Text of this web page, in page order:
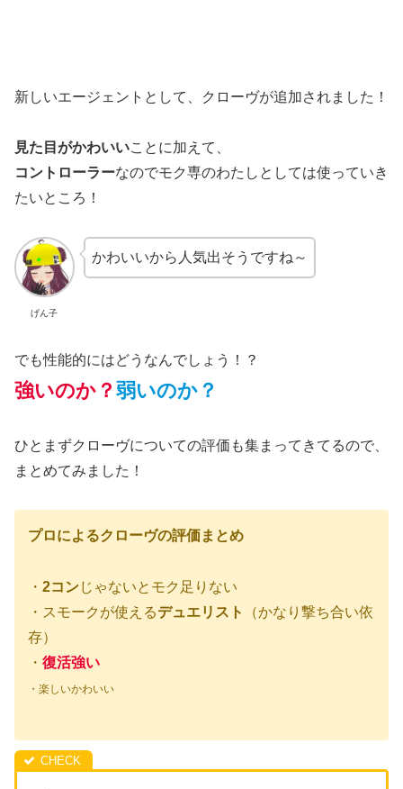
新しいエージェントとして、クローヴが追加されました！
見た目がかわいいことに加えて、
コントローラーなのでモク専のわたしとしては使っていき
たいところ！
げん子
かわいいから人気出そうですね～
でも性能的にはどうなんでしょう！？
強いのか？ 弱いのか？
ひとまずクローヴについての評価も集まってきてるので、
まとめてみました！
プロによるクローヴの評価まとめ
・ 2コンじゃないとモク足りない
・スモークが使えるデュエリスト
（かなり撃ち合い依
存）
・ 復活強い
・楽しいかわいい